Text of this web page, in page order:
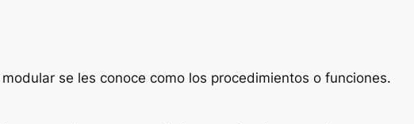
se les conoce como los procedimientos o funciones.